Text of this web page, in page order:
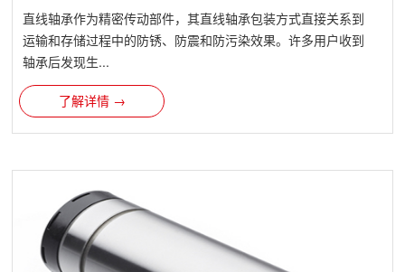
直线轴承作为精密传动部件，其直线轴承包装方式直接关系到
运输和存储过程中的防锈、防震和防污染效果。许多用户收到
轴承后发现生...
了解详情 →